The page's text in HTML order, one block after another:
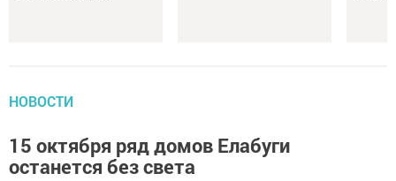
НОВОСТИ
15 октября ряд домов Елабуги
останется без света